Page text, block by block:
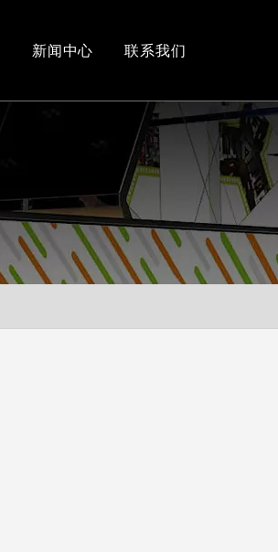
常见问答
成功案例视频
新闻中心 联系我们